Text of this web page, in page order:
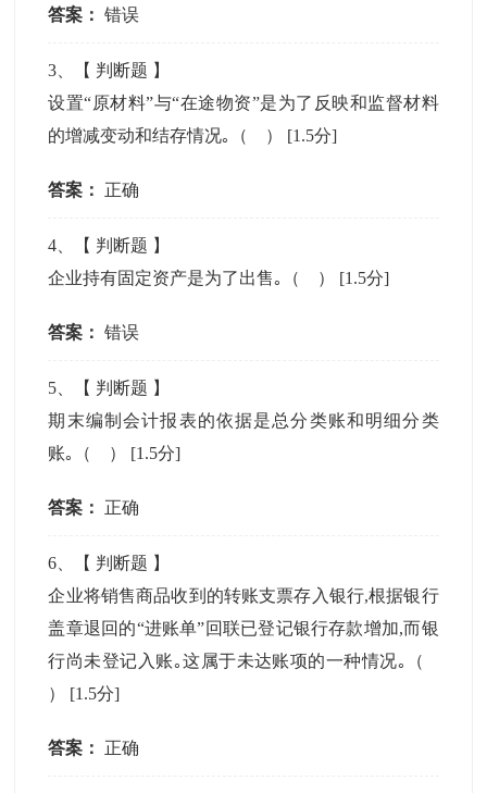
答案： 错误
3 、【 判断题 】
设置“原材料”与“在途物资”是为了反映和监督材料
的增减变动和结存情况｡（ ） [1.5分]
答案： 正确
4 、【 判断题 】
企业持有固定资产是为了出售｡（ ） [1.5分]
答案： 错误
5 、【 判断题 】
期末编制会计报表的依据是总分类账和明细分类
账｡（ ） [1.5分]
答案： 正确
6 、【 判断题 】
企业将销售商品收到的转账支票存入银行,根据银行
盖章退回的“进账单”回联已登记银行存款增加,而银
行尚未登记入账｡这属于未达账项的一种情况｡（
） [1.5分]
答案： 正确